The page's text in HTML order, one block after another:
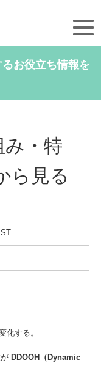
お役立ち情報を
み・特
ら見る
化する。
DDOOH（Dynamic